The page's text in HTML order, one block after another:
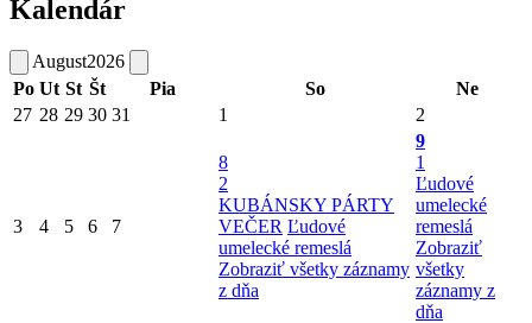
Kalendár
August2026
Po Ut St Št Pia So
Ne
27 28 29 30 31 1 2
3 4 5 6 7
8
2
KUBÁNSKY PÁRTY
VEČER Ľudové
umelecké remeslá
Zobraziť všetky záznamy
z dňa
9
1
Ľudové
umelecké
remeslá
Zobraziť
všetky
záznamy z
dňa